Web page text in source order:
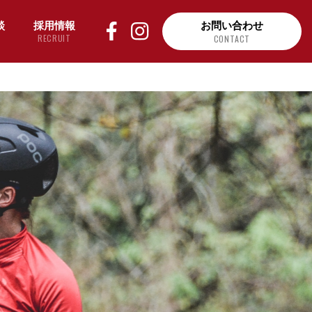
採用情報
RECRUIT
お問い合わせ
CONTACT